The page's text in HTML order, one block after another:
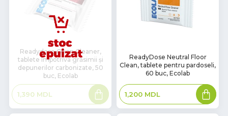
Readydose Oven Cleaner,
tablete împotriva grăsimii și
depunerilor carbonizate, 50
buc, Ecolab
1,390 MDL
Citește
mai
mult
наличии
ReadyDose Neutral Floor
Clean, tablete pentru pardoseli,
60 buc, Ecolab
1,200 MDL
Adaugă
în
coș